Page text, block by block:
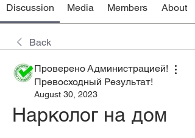
Discussion Media Members About
Back
Проверено Администрацией!
Превосходный Результат!
August 30, 2023
Нарколог на дом